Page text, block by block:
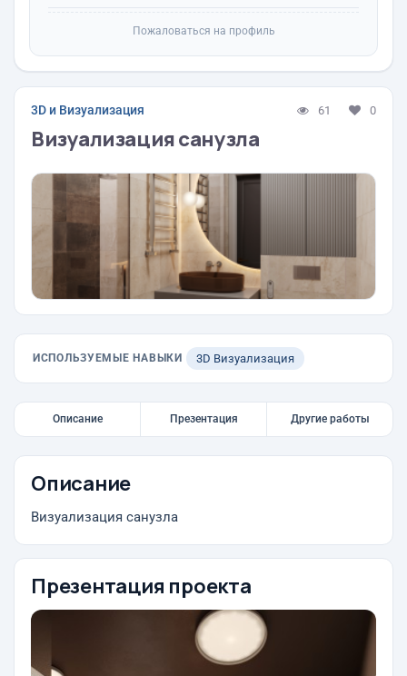
Пожаловаться на профиль
3D и Визуализация 61 0
Визуализация санузла
ИСПОЛЬЗУЕМЫЕ НАВЫКИ 3D Визуализация
Описание Презентация Другие работы
Описание
Визуализация санузла
Презентация проекта